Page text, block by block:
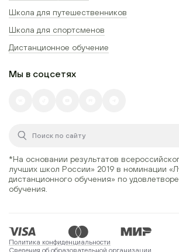
Школа для путешественников
Школа для спортсменов
Дистанционное обучение
Мы в соцсетях
*На основании результатов
лучших школ России» 2019 в номинации
дистанционного обучения» по
обучения.
Политика конфиденциальности
Сведения об образовательной организации